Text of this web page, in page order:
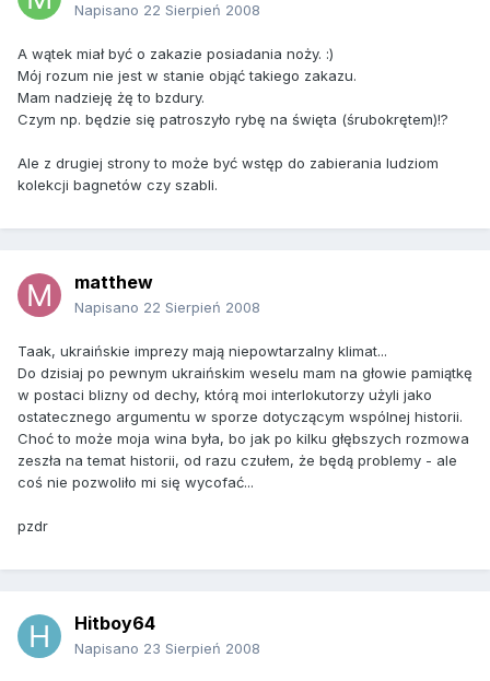
Napisano 22 Sierpień 2008
A wątek miał być o zakazie posiadania noży. :)
Mój rozum nie jest w stanie objąć takiego zakazu.
Mam nadzieję żę to bzdury.
Czym np. będzie się patroszyło rybę na święta (śrubokrętem)!?
Ale z drugiej strony to może być wstęp do zabierania ludziom
kolekcji bagnetów czy szabli.
matthew
Napisano 22 Sierpień 2008
Taak, ukraińskie imprezy mają niepowtarzalny klimat...
Do dzisiaj po pewnym ukraińskim weselu mam na głowie pamiątkę
w postaci blizny od dechy, którą moi interlokutorzy użyli jako
ostatecznego argumentu w sporze dotyczącym wspólnej historii.
Choć to może moja wina była, bo jak po kilku głębszych rozmowa
zeszła na temat historii, od razu czułem, że będą problemy - ale
coś nie pozwoliło mi się wycofać...
pzdr
Hitboy64
Napisano 23 Sierpień 2008